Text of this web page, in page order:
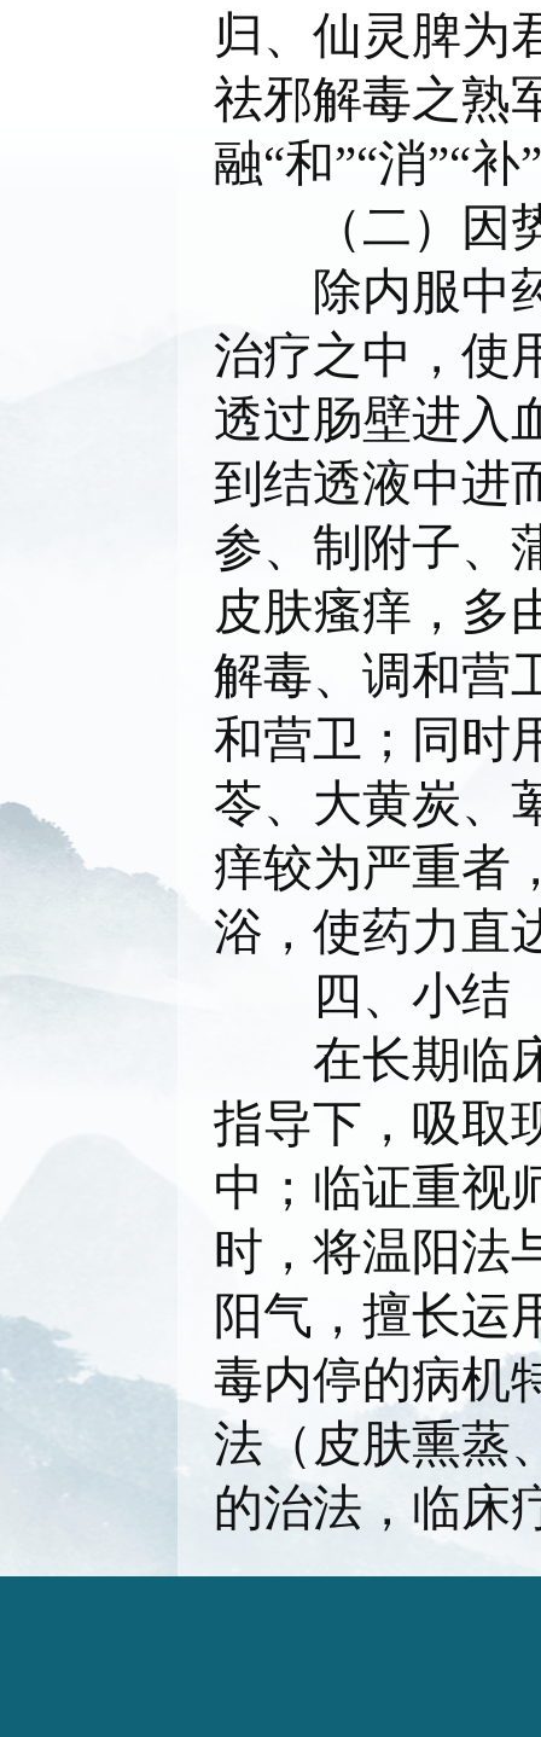
归、仙灵脾为
祛邪解毒之熟
融“和”“消”“
（二）因势
除内服中药
治疗之中，使
透过肠壁进入
到结透液中进
参、制附子、
皮肤瘙痒，多
解毒、调和营
和营卫；同时
苓、大黄炭、
痒较为严重者
浴，使药力直
四、小结
在长期临床
指导下，吸取
中；临证重视
时，将温阳法
阳气，擅长运
毒内停的病机
法（皮肤熏蒸
的治法，临床